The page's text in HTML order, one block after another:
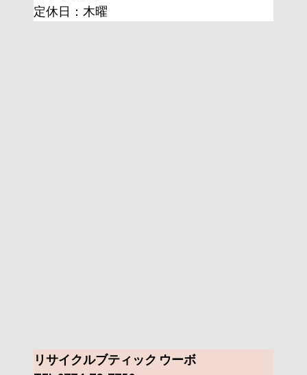
定休日：木曜
リサイクルブティック ウーボ